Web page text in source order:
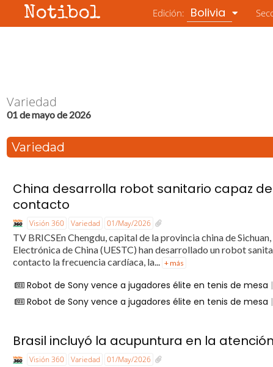
Notibol Edición: Bolivia
Variedad
01 de mayo de 2026
Variedad
China desarrolla robot sanitario capaz
contacto
Visión 360 Variedad 01/May/2026
TV BRICSEn Chengdu, capital de la provincia china de
Electrónica de China (UESTC) han desarrollado un robot
contacto la frecuencia cardíaca, la... + más
Robot de Sony vence a jugadores élite en tenis de mesa
Robot de Sony vence a jugadores élite en tenis de mesa
Brasil incluyó la acupuntura en la
Visión 360 Variedad 01/May/2026